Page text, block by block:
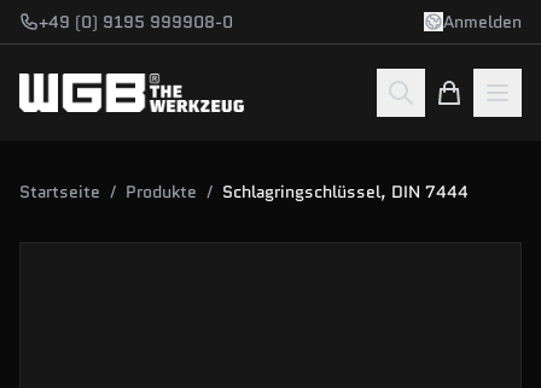
Zum Hauptinhalt springen
+49 (0) 9195 999908-0 Anmelden
Startseite / Produkte / Schlagringschlüssel, DIN 7444